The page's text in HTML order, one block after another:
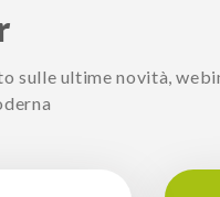
sulle ultime novità,